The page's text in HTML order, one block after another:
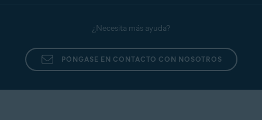
¿Necesita más ayuda?
PÓNGASE EN CONTACTO CON NOSOTROS